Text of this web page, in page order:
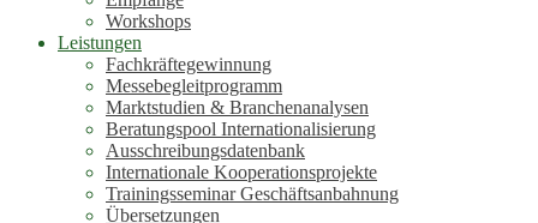
Workshops
Leistungen
Fachkräftegewinnung
Messebegleitprogramm
Marktstudien & Branchenanalysen
Beratungspool Internationalisierung
Ausschreibungsdatenbank
Internationale Kooperationsprojekte
Trainingsseminar Geschäftsanbahnung
Übersetzungen